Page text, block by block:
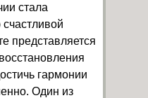
стала
представляется
гармонии
Один из